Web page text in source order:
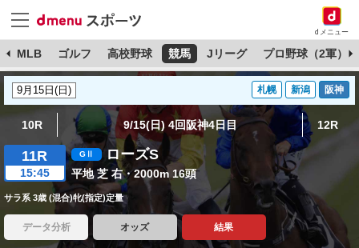
dメニュー
MLB ゴルフ 高校野球 競馬 Jリーグ プロ野球（2軍）
札幌 新潟 阪神
10R 9/15(日) 4回阪神4日目 12R
11R
15:45
ローズS
平地 芝 右・2000m 16頭
サラ系 3歳 (混合)牝(指定)定量
データ分析 オッズ 結果